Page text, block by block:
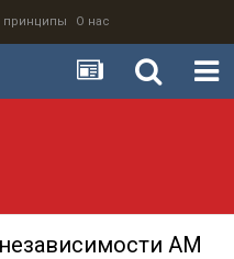
принципы О нас
АМ